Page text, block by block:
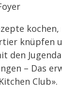
kochen,
knüpfen
den
– Das
Club».